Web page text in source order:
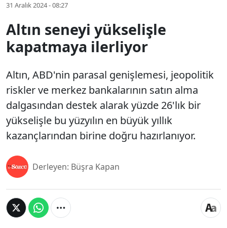
31 Aralık 2024 - 08:27
Altın seneyi yükselişle
kapatmaya ilerliyor
Altın, ABD'nin parasal genişlemesi, jeopolitik
riskler ve merkez bankalarının satın alma
dalgasından destek alarak yüzde 26'lık bir
yükselişle bu yüzyılın en büyük yıllık
kazançlarından birine doğru hazırlanıyor.
Derleyen: Büşra Kapan